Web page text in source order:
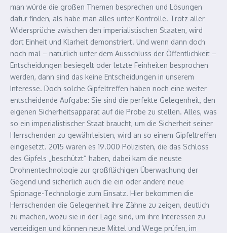
man würde die großen Themen besprechen und Lösungen
dafür finden, als habe man alles unter Kontrolle. Trotz aller
Widersprüche zwischen den imperialistischen Staaten, wird
dort Einheit und Klarheit demonstriert. Und wenn dann doch
noch mal – natürlich unter dem Ausschluss der Öffentlichkeit –
Entscheidungen besiegelt oder letzte Feinheiten besprochen
werden, dann sind das keine Entscheidungen in unserem
Interesse. Doch solche Gipfeltreffen haben noch eine weiter
entscheidende Aufgabe: Sie sind die perfekte Gelegenheit, den
eigenen Sicherheitsapparat auf die Probe zu stellen. Alles, was
so ein imperialistischer Staat braucht, um die Sicherheit seiner
Herrschenden zu gewährleisten, wird an so einem Gipfeltreffen
eingesetzt. 2015 waren es 19.000 Polizisten, die das Schloss
des Gipfels „beschützt“ haben, dabei kam die neuste
Drohnentechnologie zur großflächigen Überwachung der
Gegend und sicherlich auch die ein oder andere neue
Spionage-Technologie zum Einsatz. Hier bekommen die
Herrschenden die Gelegenheit ihre Zähne zu zeigen, deutlich
zu machen, wozu sie in der Lage sind, um ihre Interessen zu
verteidigen und können neue Mittel und Wege prüfen, im